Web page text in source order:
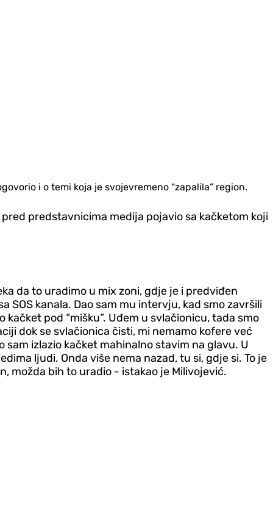
i o temi koja je svojevremeno “zapalila” region.
predstavnicima medija pojavio sa kačketom koji
da to uradimo u mix zoni, gdje je i predviđen
SOS kanala. Dao sam mu intervju, kad smo završili
pod “mišku”. Uđem u svlačionicu, tada smo
dok se svlačionica čisti, mi nemamo kofere već
izlazio kačket mahinalno stavim na glavu. U
ljudi. Onda više nema nazad, tu si, gdje si. To je
možda bih to uradio - istakao je Milivojević.